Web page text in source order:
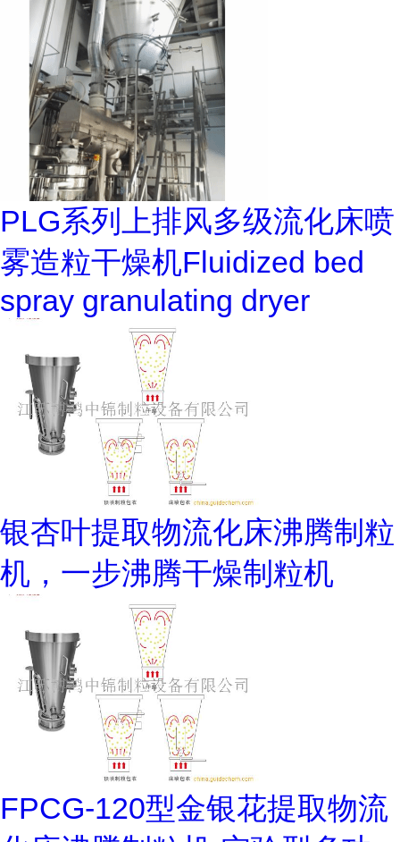
PLG系列上排风多级流化床喷
雾造粒干燥机Fluidized bed
spray granulating dryer
银杏叶提取物流化床沸腾制粒
机，一步沸腾干燥制粒机
FPCG-120型金银花提取物流